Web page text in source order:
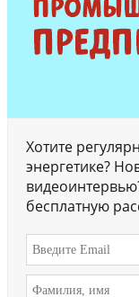
Хотите
энергетике?
бесплатную